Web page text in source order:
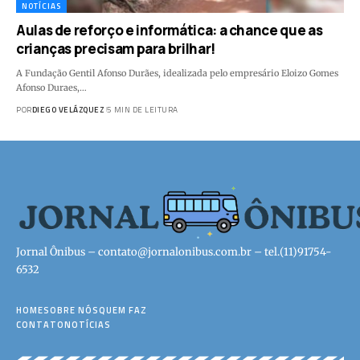
NOTÍCIAS
Aulas de reforço e informática: a chance que as
crianças precisam para brilhar!
A Fundação Gentil Afonso Durães, idealizada pelo empresário Eloizo Gomes
Afonso Duraes,…
PORDIEGO VELÁZQUEZ 5 MIN DE LEITURA
Jornal Ônibus – contato@jornalonibus.com.br – tel.(11)91754-
6532
HOMESOBRE NÓSQUEM FAZ
CONTATONOTÍCIAS